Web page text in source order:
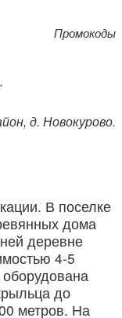
Промокоды
д. Новокурово.
В поселке
дома
деревне
4-5
до
метров. На